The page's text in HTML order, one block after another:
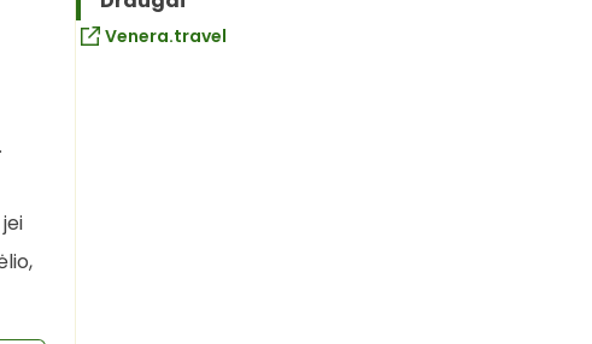
Venera.travel